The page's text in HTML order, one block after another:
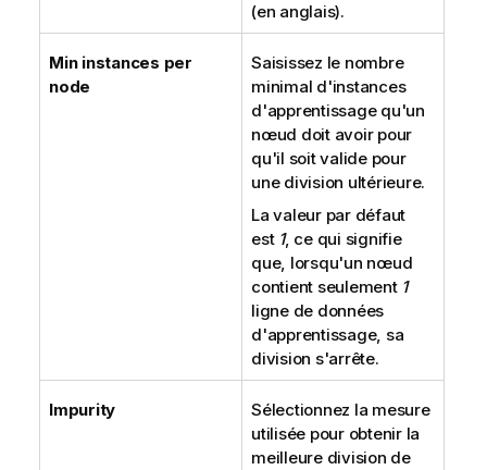
(en anglais).
Min instances per
node
Saisissez le nombre
minimal d'instances
d'apprentissage qu'un
nœud doit avoir pour
qu'il soit valide pour
une division ultérieure.
La valeur par défaut
est 1, ce qui signifie
que, lorsqu'un nœud
contient seulement 1
ligne de données
d'apprentissage, sa
division s'arrête.
Impurity
Sélectionnez la mesure
utilisée pour obtenir la
meilleure division de